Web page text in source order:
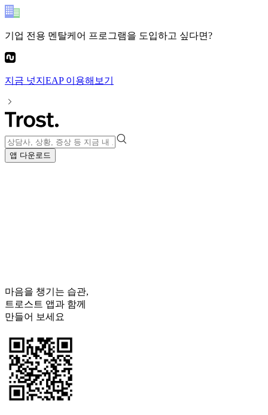
기업 전용 멘탈케어 프로그램을 도입하고 싶다면?
지금 넛지EAP이용해보기
앱 다운로드
마음을 챙기는 습관,
트로스트 앱과 함께
만들어 보세요